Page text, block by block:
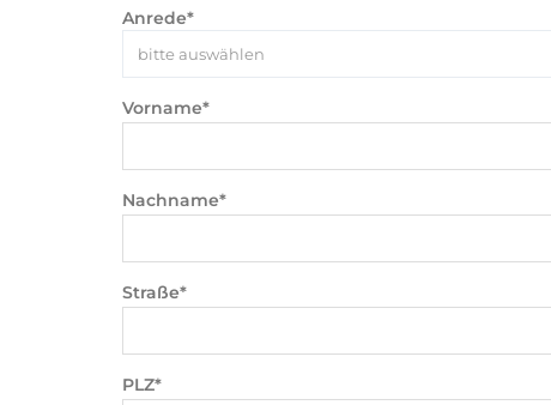
Anrede*
bitte auswählen
Vorname*
Nachname*
Straße*
PLZ*